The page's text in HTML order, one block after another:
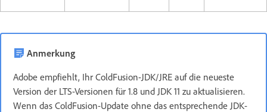
Anmerkung
Adobe empfiehlt, Ihr ColdFusion-JDK/JRE auf die neueste
Version der LTS-Versionen für 1.8 und JDK 11 zu aktualisieren.
Wenn das ColdFusion-Update ohne das entsprechende JDK-